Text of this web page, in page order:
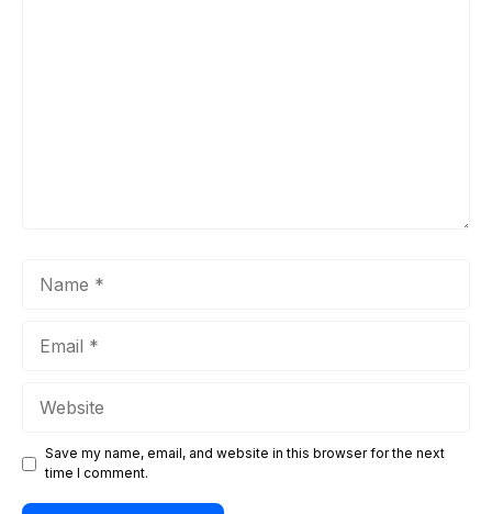
Save my name, email, and website in this browser for the next
time I comment.